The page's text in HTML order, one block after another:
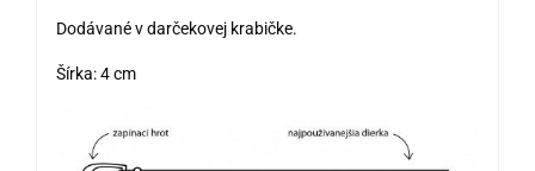
Dodávané v darčekovej krabičke.
Šírka: 4 cm